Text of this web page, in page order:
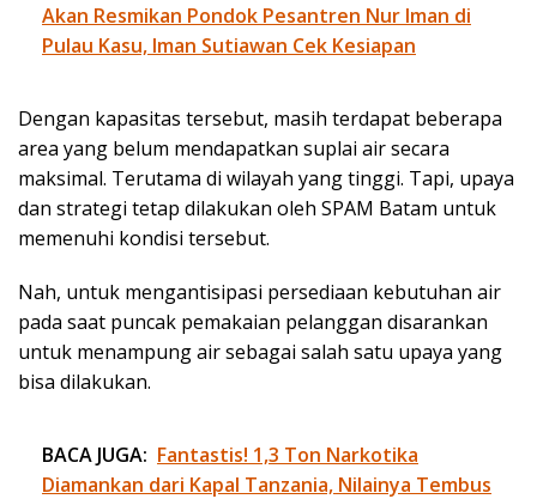
Akan Resmikan Pondok Pesantren Nur Iman di
Pulau Kasu, Iman Sutiawan Cek Kesiapan
Dengan kapasitas tersebut, masih terdapat beberapa
area yang belum mendapatkan suplai air secara
maksimal. Terutama di wilayah yang tinggi. Tapi, upaya
dan strategi tetap dilakukan oleh SPAM Batam untuk
memenuhi kondisi tersebut.
Nah, untuk mengantisipasi persediaan kebutuhan air
pada saat puncak pemakaian pelanggan disarankan
untuk menampung air sebagai salah satu upaya yang
bisa dilakukan.
BACA JUGA: Fantastis! 1,3 Ton Narkotika
Diamankan dari Kapal Tanzania, Nilainya Tembus